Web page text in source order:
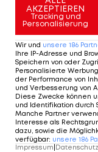
AKZEPTIEREN
Tracking und
Personalisierung
Wir und unsere 186
Ihre IP-Adresse und
Speichern von oder
Personalisierte
der Performance von
und Verbesserung von
Diese Zwecke können
und Identifikation durch
Manche Partner
Interesse als
dazu, sowie die
verfügbar: unsere 186
Impressum|